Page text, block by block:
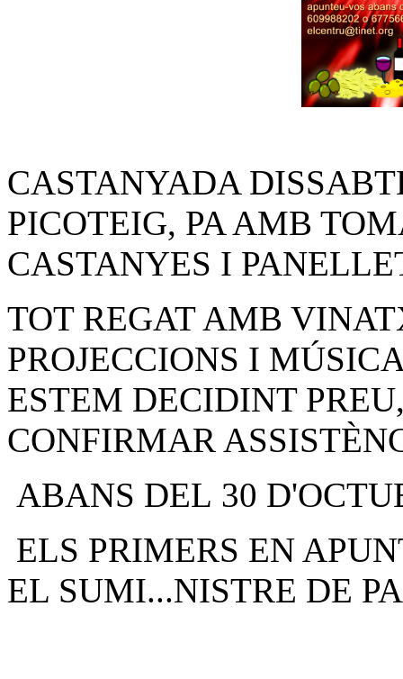
CASTANYADA
PICOTEIG, PA AMB
CASTANYES I
TOT REGAT AMB
PROJECCIONS I
ESTEM DECIDINT
CONFIRMAR
ABANS DEL 30
ELS PRIMERS EN
EL SUMI...NISTRE DE